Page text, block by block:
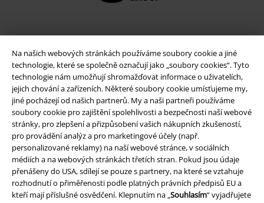
Na našich webových stránkách používáme soubory cookie a jiné
technologie, které se společně označují jako „soubory cookies“. Tyto
technologie nám umožňují shromažďovat informace o uživatelích,
jejich chování a zařízeních. Některé soubory cookie umísťujeme my,
jiné pocházejí od našich partnerů. My a naši partneři používáme
soubory cookie pro zajištění spolehlivosti a bezpečnosti naší webové
stránky, pro zlepšení a přizpůsobení vašich nákupních zkušeností,
pro provádění analýz a pro marketingové účely (např.
personalizované reklamy) na naší webové stránce, v sociálních
médiích a na webových stránkách třetích stran. Pokud jsou údaje
přenášeny do USA, sdílejí se pouze s partnery, na které se vztahuje
rozhodnutí o přiměřenosti podle platných právních předpisů EU a
kteří mají příslušné osvědčení. Klepnutím na „Souhlasím“ vyjadřujete
Právní informace
Podmínky
Prohlášení